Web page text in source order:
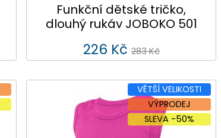
Funkční dětské tričko,
dlouhý rukáv JOBOKO 501
226 Kč 283 Kč
VĚTŠÍ VELIKOSTI
VÝPRODEJ
SLEVA -50%